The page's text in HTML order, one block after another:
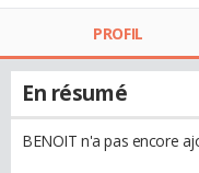
PROFIL
En résumé
BENOIT n'a pas encore